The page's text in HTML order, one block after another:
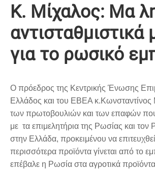
Κ. Μίχαλος: Μα
αντισταθμιστικά
για το ρωσικό
Ο πρόεδρος της Κεντρικής Ένωσης
Ελλάδος και του ΕΒΕΑ κ.Κωνσταντίνος
των πρωτοβουλιών και των επαφών που
με τα επιμελητήρια της Ρωσίας και
στην Ελλάδα, προκειμένου να
περισσότερα προϊόντα γίνεται από το
επέβαλε η Ρωσία στα αγροτικά